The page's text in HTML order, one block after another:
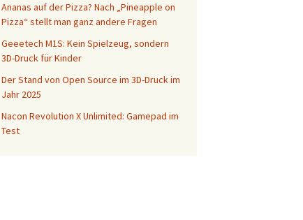
Ananas auf der Pizza? Nach „Pineapple on
Pizza“ stellt man ganz andere Fragen
Geeetech M1S: Kein Spielzeug, sondern
3D-Druck für Kinder
Der Stand von Open Source im 3D-Druck im
Jahr 2025
Nacon Revolution X Unlimited: Gamepad im
Test